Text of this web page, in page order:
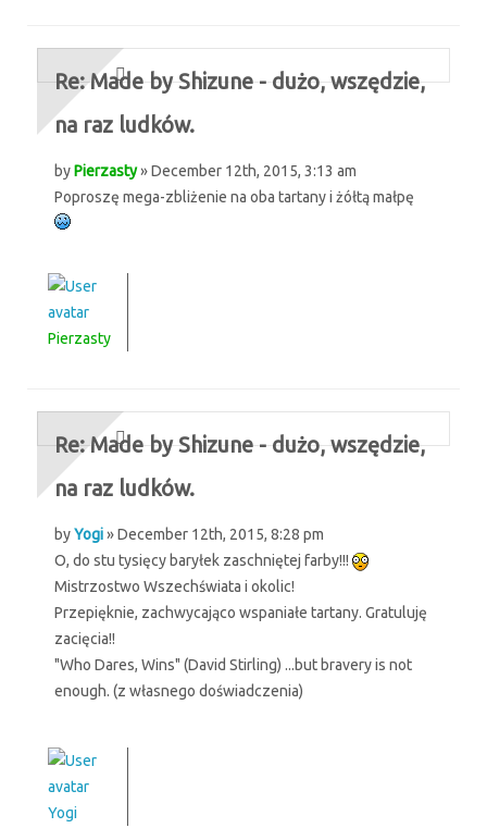
Re: Made by Shizune - dużo, wszędzie,
na raz ludków.
byPierzasty» December 12th, 2015, 3:13 am
Poproszę mega-zbliżenie na oba tartany i żółtą małpę
Pierzasty
Re: Made by Shizune - dużo, wszędzie,
na raz ludków.
byYogi» December 12th, 2015, 8:28 pm
O, do stu tysięcy baryłek zaschniętej farby!!!
Mistrzostwo Wszechświata i okolic!
Przepięknie, zachwycająco wspaniałe tartany. Gratuluję
zacięcia!!
"Who Dares, Wins" (David Stirling) ...but bravery is not
enough. (z własnego doświadczenia)
Yogi